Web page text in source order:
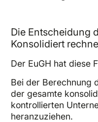
Die Entscheidung
Konsolidiert
Der EuGH hat diese
Bei der Berechnung
der gesamte
kontrollierten
heranzuziehen.